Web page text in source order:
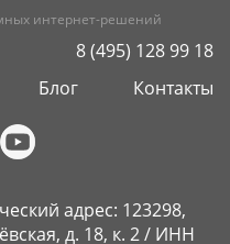
интернет-решений
8 (495) 128 99 18
Блог Контакты
адрес: 123298,
д. 18, к. 2 / ИНН